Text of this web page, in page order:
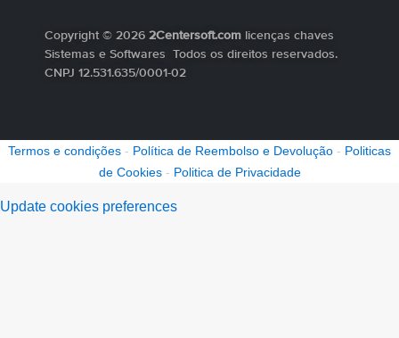
Copyright © 2026 2Centersoft.com licenças chaves
Sistemas e Softwares Todos os direitos reservados.
CNPJ 12.531.635/0001-02
Termos e condições - Política de Reembolso e Devolução - Politicas
de Cookies- Politica de Privacidade
Update cookies preferences